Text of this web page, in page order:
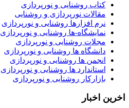
کتاب روشنایی و نورپردازی
مقالات نورپردازی و روشنایی
نرم افزارها روشنایی و نورپردازی
نمایشگاه-ها روشنایی و نورپردازی
مجلات روشنایی و نورپردازی
دانشگاه ها روشنایی و نورپردازی
انجمن ها روشنایی و نورپردازی
استاندارد ها روشنایی و نورپردازی
بازارکار روشنایی و نورپردازی
اخرین اخبار